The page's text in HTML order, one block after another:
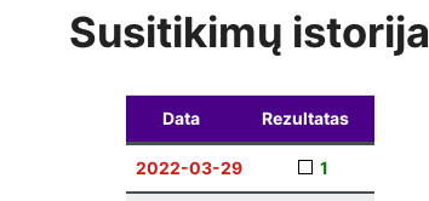
Susitikimų istorija
Data Rezultatas
2022-03-29 1